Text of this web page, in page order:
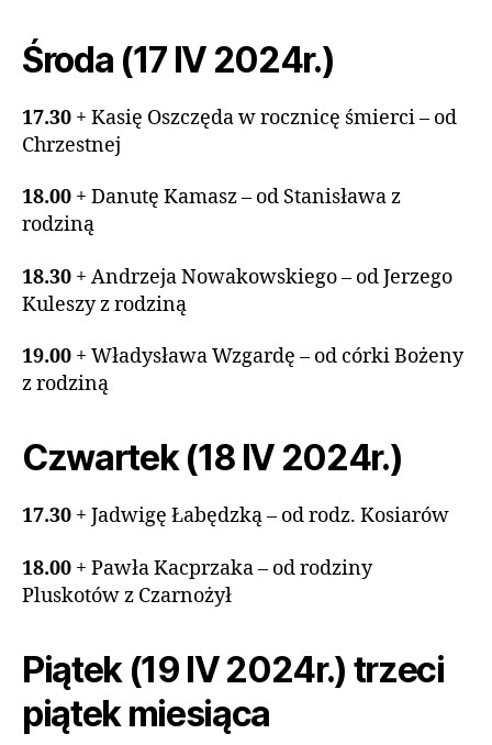
Środa (17 IV 2024r.)
17.30 + Kasię Oszczęda w rocznicę śmierci – od
Chrzestnej
18.00 + Danutę Kamasz – od Stanisława z
rodziną
18.30 + Andrzeja Nowakowskiego – od Jerzego
Kuleszy z rodziną
19.00 + Władysława Wzgardę – od córki Bożeny
z rodziną
Czwartek (18 IV 2024r.)
17.30 + Jadwigę Łabędzką – od rodz. Kosiarów
18.00 + Pawła Kacprzaka – od rodziny
Pluskotów z Czarnożył
Piątek (19 IV 2024r.) trzeci
piątek miesiąca